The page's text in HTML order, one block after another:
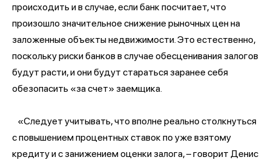
происходить и в случае, если банк посчитает, что
произошло значительное снижение рыночных цен на
заложенные объекты недвижимости. Это естественно,
поскольку риски банков в случае обесценивания залогов
будут расти, и они будут стараться заранее себя
обезопасить «за счет» заемщика.
«Следует учитывать, что вполне реально столкнуться
с повышением процентных ставок по уже взятому
кредиту и с занижением оценки залога, – говорит Денис